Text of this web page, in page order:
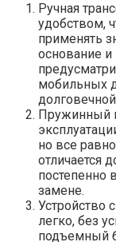
Ручная
удобством,
применять
основание и
мобильных
Пружинный
но все
отличается
постепенно
замене.
Устройство
легко, без
подъемный